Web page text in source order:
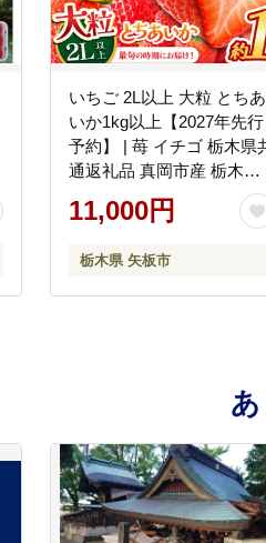
いちご 2L以上 大粒 とちあ
いか1kg以上【2027年先行
予約】 | 苺 イチゴ 栃木県
通返礼品 真岡市産 栃木県
11,000円
栃木県 矢板市